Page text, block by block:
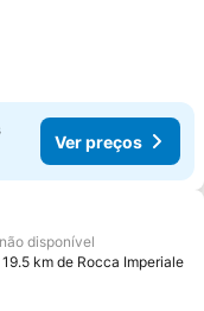
Ver preços
aos favoritos
disponível
km de Rocca Imperiale